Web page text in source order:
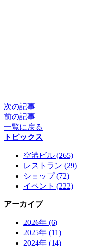
次の記事
前の記事
一覧に戻る
トピックス
空港ビル (265)
レストラン (29)
ショップ (72)
イベント (222)
アーカイブ
2026年 (6)
2025年 (11)
2024年 (14)